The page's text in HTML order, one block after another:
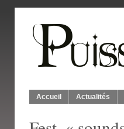
Accueil Actualités